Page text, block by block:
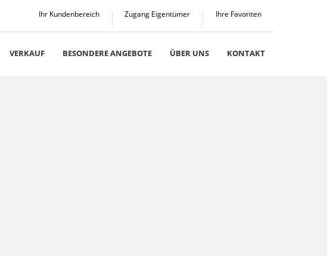
Ihre Favoriten
Zugang Eigentümer
Ihr Kundenbereich
VERKAUF BESONDERE ANGEBOTE ÜBER UNS KONTAKT